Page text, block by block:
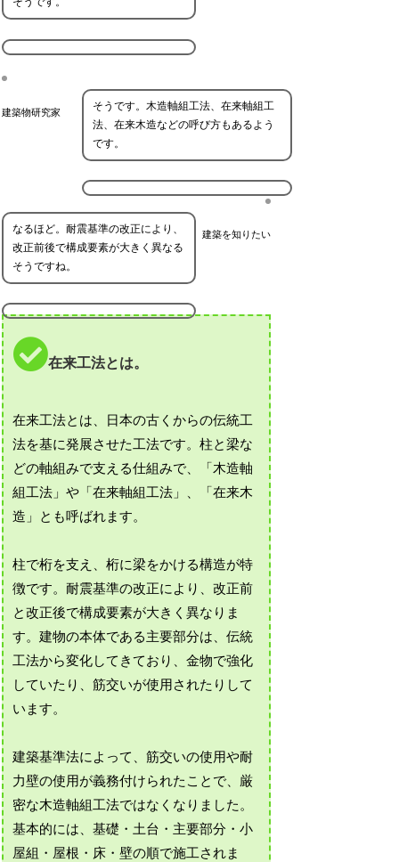
建築物研究家
そうです。木造軸組工法、在来軸組工
法、在来木造などの呼び方もあるよう
です。
建築を知りたい
なるほど。耐震基準の改正により、
改正前後で構成要素が大きく異なる
そうですね。
在来工法とは。
在来工法とは、日本の古くからの伝統工
法を基に発展させた工法です。柱と梁な
どの軸組みで支える仕組みで、「木造軸
組工法」や「在来軸組工法」、「在来木
造」とも呼ばれます。
柱で桁を支え、桁に梁をかける構造が特
徴です。耐震基準の改正により、改正前
と改正後で構成要素が大きく異なりま
す。建物の本体である主要部分は、伝統
工法から変化してきており、金物で強化
していたり、筋交いが使用されたりして
います。
建築基準法によって、筋交いの使用や耐
力壁の使用が義務付けられたことで、厳
密な木造軸組工法ではなくなりました。
基本的には、基礎・土台・主要部分・小
屋組・屋根・床・壁の順で施工されま